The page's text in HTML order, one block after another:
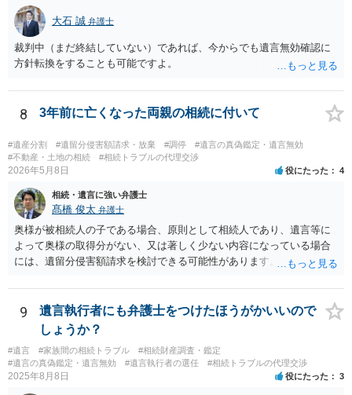
大石 誠 弁護士
裁判中（まだ終結していない）であれば、今からでも遺言無効確認に
方針転換をすることも可能ですよ。
8 3年前に亡くなった両親の相続に付いて
#遺産分割 #遺留分侵害額請求・放棄 #調停
#遺言の真偽鑑定・遺言無効
#不動産・土地の相続
#相続トラブルの代理交渉
2026年5月8日 役にたった 4
相続・遺言に強い弁護士
髙橋 俊太 弁護士
奥様が被相続人の子である場合、原則として相続人であり、遺言等に
よって奥様の取得分がない、又は著しく少ない内容になっている場合
には、遺留分侵害額請求を検討できる可能性があります。ただし、
記の義務化に関する説明と混同されている可能性があります。相続登
記については、不動産を相続で取得したことを知った日から３年以内
に申請する義務があります。一方、遺留分侵害額請求は、相続開始お
よび遺留分を侵害する贈与・遺贈があったことを知った時から１年で
時効にかかります。また、相続開始から１０年が経過すると、認識の
有無にかかわらず行使できなくなります。 奥様がご両親の死亡を最近
9
遺言執行者にも弁護士をつけたほうがかいいので
しょうか？
#遺言 #家族間の相続トラブル
#相続財産調査・鑑定
#遺言の真偽鑑定・遺言無効
#遺言執行者の選任 #相続トラブルの代理交渉
2025年8月8日 役にたった 3